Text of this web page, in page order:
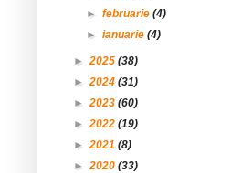
►februarie(4)
►ianuarie(4)
►2025 (38)
►2024 (31)
►2023 (60)
►2022 (19)
►2021 (8)
►2020 (33)